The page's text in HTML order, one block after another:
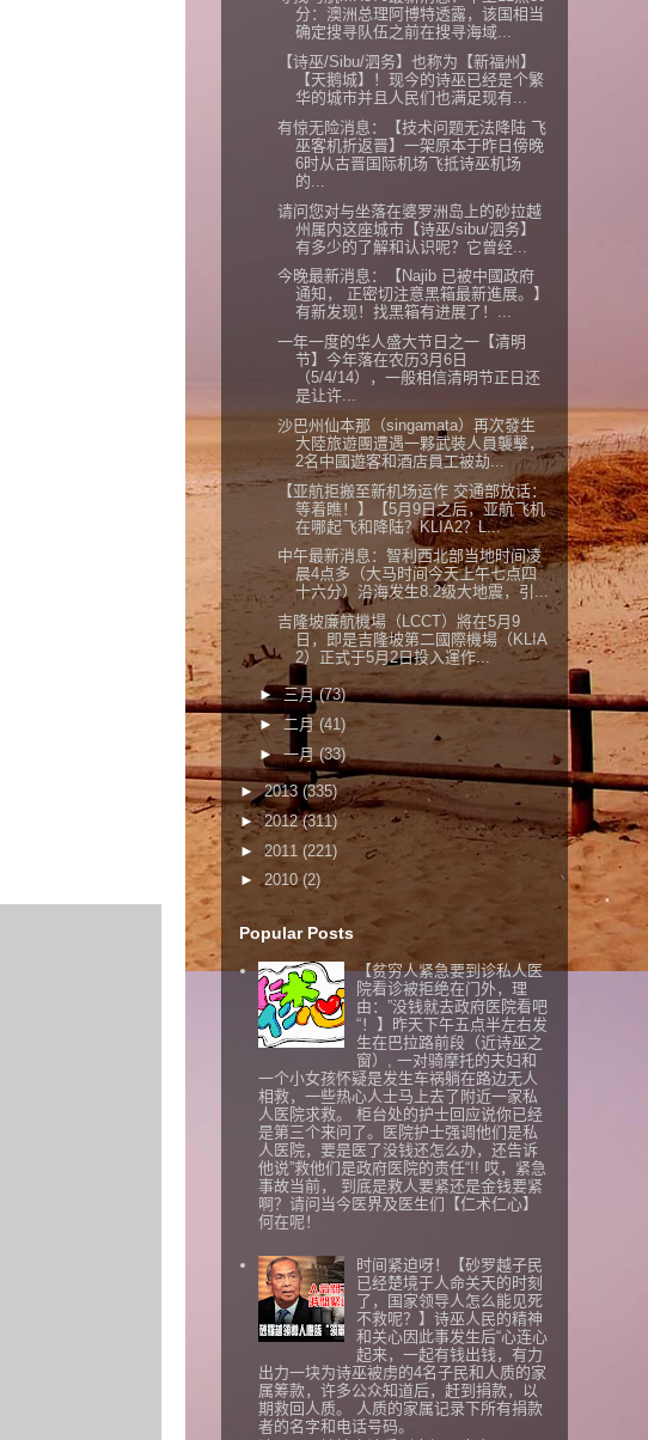
分：澳洲总理阿博特透露，该国相当
确定搜寻队伍之前在搜寻海域...
【诗巫/Sibu/泗务】也称为【新福州】
【天鹅城】！现今的诗巫已经是个繁
华的城市并且人民们也满足现有...
有惊无险消息：【技术问题无法降陆 飞
巫客机折返晋】一架原本于昨日傍晚
6时从古晋国际机场飞抵诗巫机场
的...
请问您对与坐落在婆罗洲岛上的砂拉越
州属内这座城市【诗巫/sibu/泗务】
有多少的了解和认识呢？它曾经...
今晚最新消息：【Najib 已被中國政府
通知， 正密切注意黑箱最新進展。】
有新发现！找黑箱有进展了！...
一年一度的华人盛大节日之一【清明
节】今年落在农历3月6日
（5/4/14），一般相信清明节正日还
是让许...
沙巴州仙本那（singamata）再次發生
大陸旅遊團遭遇一夥武裝人員襲擊，
2名中國遊客和酒店員工被劫...
【亚航拒搬至新机场运作 交通部放话：
等着瞧！】【5月9日之后，亚航飞机
在哪起飞和降陆？KLIA2？L...
中午最新消息：智利西北部当地时间凌
晨4点多（大马时间今天上午七点四
十六分）沿海发生8.2级大地震，引...
吉隆坡廉航機場（LCCT）將在5月9
日，即是吉隆坡第二國際機場（KLIA
2）正式于5月2日投入運作...
►三月(73)
►二月 (41)
►一月(33)
►2013 (335)
►2012(311)
► 2011 (221)
►2010 (2)
Popular Posts
【贫穷人紧急要到诊私人医
院看诊被拒绝在门外，理
由：”没钱就去政府医院看吧
“！】昨天下午五点半左右发
生在巴拉路前段（近诗巫之
窗）, 一对骑摩托的夫妇和
一个小女孩怀疑是发生车祸躺在路边无人
相救，一些热心人士马上去了附近一家私
人医院求救。 柜台处的护士回应说你已经
是第三个来问了。医院护士强调他们是私
人医院，要是医了没钱还怎么办，还告诉
他说”救他们是政府医院的责任“!! 哎，紧急
事故当前， 到底是救人要紧还是金钱要紧
啊？请问当今医界及医生们【仁术仁心】
何在呢！
时间紧迫呀！【砂罗越子民
已经楚境于人命关天的时刻
了，国家领导人怎么能见死
不救呢？】诗巫人民的精神
和关心因此事发生后“心连心
起来，一起有钱出钱，有力
出力一块为诗巫被虏的4名子民和人质的家
属筹款，许多公众知道后，赶到捐款，以
期救回人质。 人质的家属记录下所有捐款
者的名字和电话号码。